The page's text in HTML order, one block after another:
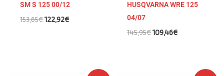
SM S 125 00/12
153,65€122,92€
HUSQVARNA WRE 125
04/07
145,95€109,46€